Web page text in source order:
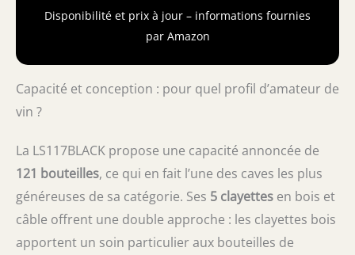
vibration pour préserver la structure et les
arômes du vin. Porte réversible, pieds
flexible et stable. Classe énergétique G
avec une consommation annuelle de 158
kWh. Niveau sonore discret de 38 dB et
Disponibilité et prix à jour – informations fournies
par Amazon
Capacité et conception : pour quel profil d’amateur de
vin ?
La LS117BLACK propose une capacité annoncée de
121 bouteilles, ce qui en fait l’une des caves les plus
généreuses de sa catégorie. Ses 5 clayettes en bois et
câble offrent une double approche : les clayettes bois
apportent un soin particulier aux bouteilles de